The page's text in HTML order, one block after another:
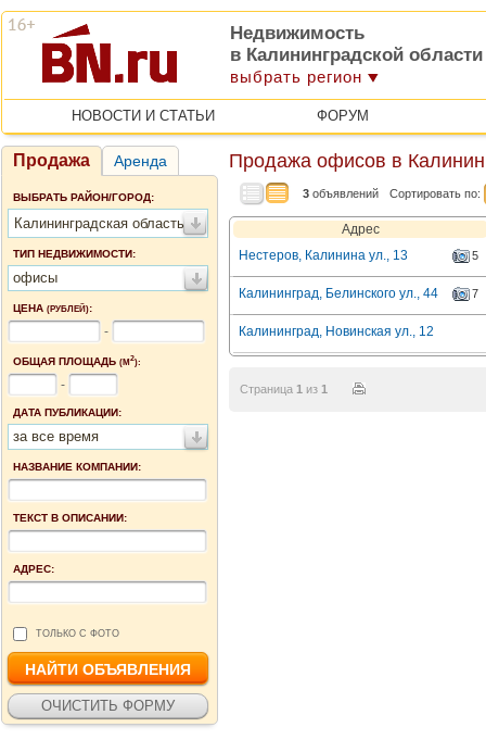
Недвижимость
в Калининградской области
выбрать регион
НОВОСТИ И СТАТЬИ ФОРУМ
Продажа Аренда
ВЫБРАТЬ РАЙОН/ГОРОД:
Калининградская область
ТИП НЕДВИЖИМОСТИ:
офисы
ЦЕНА (РУБЛЕЙ):
-
ОБЩАЯ ПЛОЩАДЬ (М2):
-
ДАТА ПУБЛИКАЦИИ:
за все время
НАЗВАНИЕ КОМПАНИИ:
ТЕКСТ В ОПИСАНИИ:
АДРЕС:
ТОЛЬКО С ФОТО
Продажа офисов в
3 объявлений Сортировать по:
Адрес
Нестеров, Калинина ул., 13
5
Калининград, Белинского ул., 44 7
Калининград, Новинская ул., 12
Страница 1 из 1